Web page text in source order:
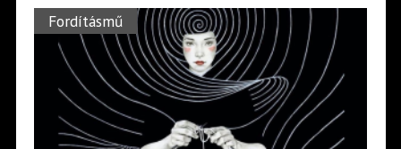
Fordításmű